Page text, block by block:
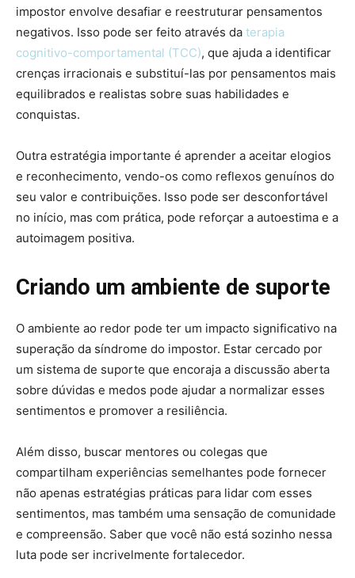
impostor envolve desafiar e reestruturar pensamentos
negativos. Isso pode ser feito através da terapia
cognitivo-comportamental (TCC), que ajuda a identificar
crenças irracionais e substituí-las por pensamentos mais
equilibrados e realistas sobre suas habilidades e
conquistas.
Outra estratégia importante é aprender a aceitar elogios
e reconhecimento, vendo-os como reflexos genuínos do
seu valor e contribuições. Isso pode ser desconfortável
no início, mas com prática, pode reforçar a autoestima e a
autoimagem positiva.
Criando um ambiente de suporte
O ambiente ao redor pode ter um impacto significativo na
superação da síndrome do impostor. Estar cercado por
um sistema de suporte que encoraja a discussão aberta
sobre dúvidas e medos pode ajudar a normalizar esses
sentimentos e promover a resiliência.
Além disso, buscar mentores ou colegas que
compartilham experiências semelhantes pode fornecer
não apenas estratégias práticas para lidar com esses
sentimentos, mas também uma sensação de comunidade
e compreensão. Saber que você não está sozinho nessa
luta pode ser incrivelmente fortalecedor.